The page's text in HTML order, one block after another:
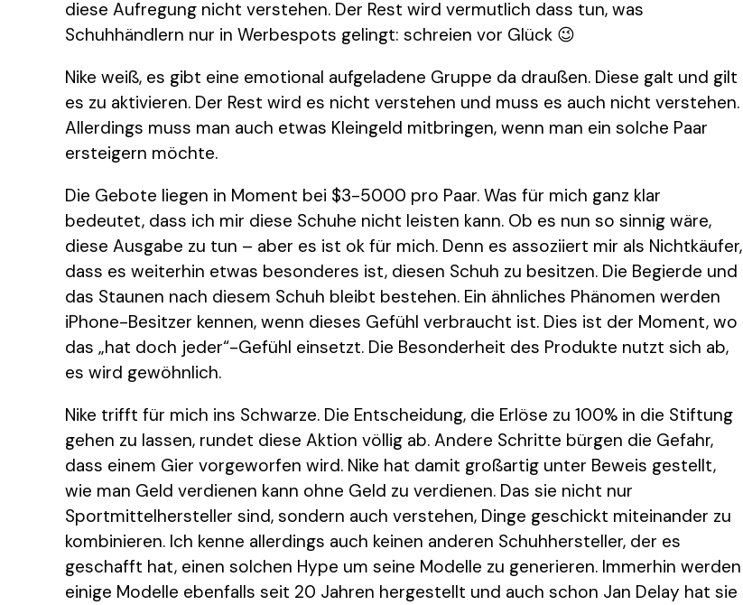
diese Aufregung nicht verstehen. Der Rest wird vermutlich dass tun, was
Schuhhändlern nur in Werbespots gelingt: schreien vor Glück 😉
Nike weiß, es gibt eine emotional aufgeladene Gruppe da draußen. Diese galt und gilt
es zu aktivieren. Der Rest wird es nicht verstehen und muss es auch nicht verstehen.
Allerdings muss man auch etwas Kleingeld mitbringen, wenn man ein solche Paar
ersteigern möchte.
Die Gebote liegen in Moment bei $3-5000 pro Paar. Was für mich ganz klar
bedeutet, dass ich mir diese Schuhe nicht leisten kann. Ob es nun so sinnig wäre,
diese Ausgabe zu tun – aber es ist ok für mich. Denn es assoziiert mir als Nichtkäufer,
dass es weiterhin etwas besonderes ist, diesen Schuh zu besitzen. Die Begierde und
das Staunen nach diesem Schuh bleibt bestehen. Ein ähnliches Phänomen werden
iPhone-Besitzer kennen, wenn dieses Gefühl verbraucht ist. Dies ist der Moment, wo
das „hat doch jeder“-Gefühl einsetzt. Die Besonderheit des Produkte nutzt sich ab,
es wird gewöhnlich.
Nike trifft für mich ins Schwarze. Die Entscheidung, die Erlöse zu 100% in die Stiftung
gehen zu lassen, rundet diese Aktion völlig ab. Andere Schritte bürgen die Gefahr,
dass einem Gier vorgeworfen wird. Nike hat damit großartig unter Beweis gestellt,
wie man Geld verdienen kann ohne Geld zu verdienen. Das sie nicht nur
Sportmittelhersteller sind, sondern auch verstehen, Dinge geschickt miteinander zu
kombinieren. Ich kenne allerdings auch keinen anderen Schuhhersteller, der es
geschafft hat, einen solchen Hype um seine Modelle zu generieren. Immerhin werden
einige Modelle ebenfalls seit 20 Jahren hergestellt und auch schon Jan Delay hat sie